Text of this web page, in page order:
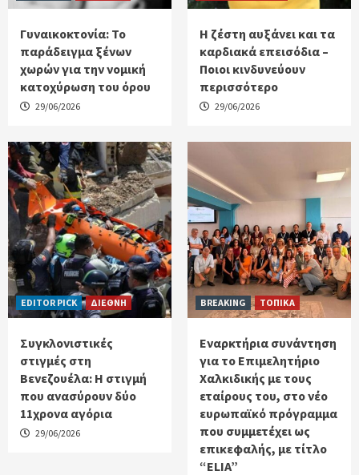
Γυναικοκτονία: Το
παράδειγμα ξένων
χωρών για την νομική
κατοχύρωση του όρου
29/06/2026
Η ζέστη αυξάνει και τα
καρδιακά επεισόδια –
Ποιοι κινδυνεύουν
περισσότερο
29/06/2026
EDITOR PICK ΔΙΕΘΝΗ
Συγκλονιστικές
στιγμές στη
Βενεζουέλα: Η στιγμή
που ανασύρουν δύο
11χρονα αγόρια
29/06/2026
BREAKING ΤΟΠΙΚΑ
Εναρκτήρια συνάντηση
για το Επιμελητήριο
Χαλκιδικής με τους
εταίρους του, στο νέο
ευρωπαϊκό πρόγραμμα
που συμμετέχει ως
επικεφαλής, με τίτλο
“ELIA”